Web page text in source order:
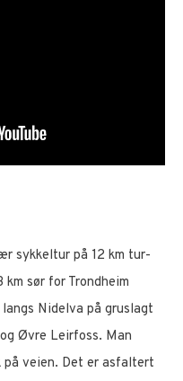
sykkeltur på 12 km tur-
sør for Trondheim
Nidelva på gruslagt
Øvre Leirfoss. Man
veien. Det er asfaltert